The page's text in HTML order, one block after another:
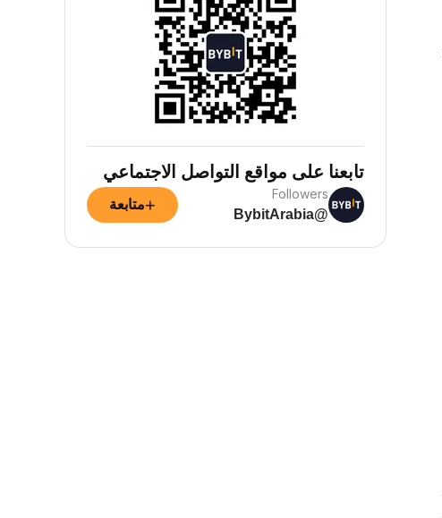
تابعنا على مواقع التواصل الاجتماعي
Followers
@BybitArabia
+متابعة